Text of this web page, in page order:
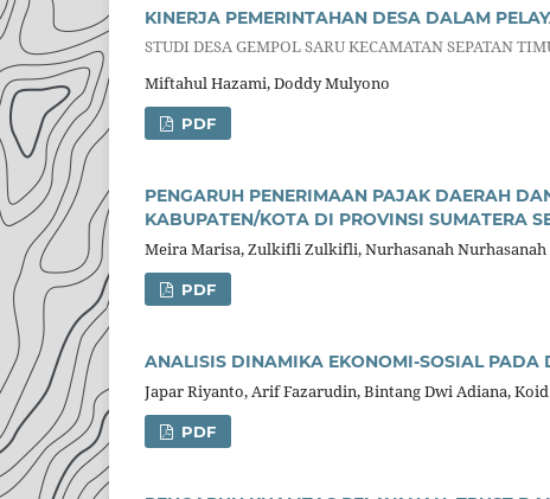
KINERJA PEMERINTAHAN DESA DALAM
STUDI DESA GEMPOL SARU KECAMATAN SEPATAN
Miftahul Hazami, Doddy Mulyono
PDF
PENGARUH PENERIMAAN PAJAK DAERAH
KABUPATEN/KOTA DI PROVINSI SUMATERA
Meira Marisa, Zulkifli Zulkifli, Nurhasanah Nurhasanah
PDF
ANALISIS DINAMIKA EKONOMI-SOSIAL PADA
Japar Riyanto, Arif Fazarudin, Bintang Dwi Adiana,
PDF